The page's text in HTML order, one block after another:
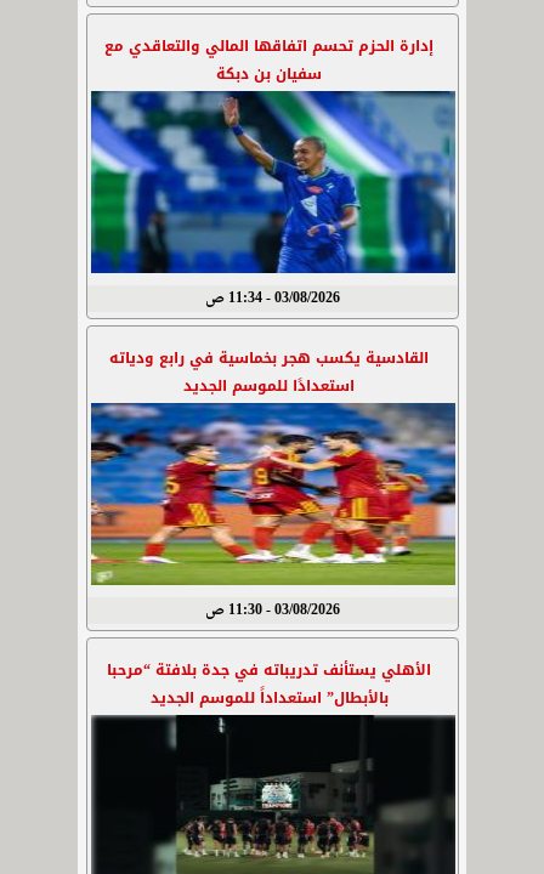
إدارة الحزم تحسم اتفاقها المالي والتعاقدي مع
سفيان بن دبكة
03/08/2026 - 11:34 ص
القادسية يكسب هجر بخماسية في رابع ودياته
استعدادًا للموسم الجديد
03/08/2026 - 11:30 ص
الأهلي يستأنف تدريباته في جدة بلافتة “مرحبا
بالأبطال” استعداداً للموسم الجديد